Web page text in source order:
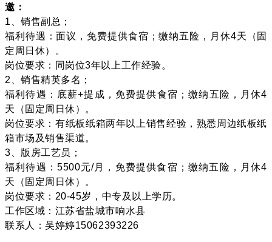
邀：
1、销售副总；
福利待遇：面议，免费提供食宿；缴纳五险，月休4天（固
定周日休）。
岗位要求：同岗位3年以上工作经验。
2、销售精英多名；
福利待遇：底薪+提成，免费提供食宿；缴纳五险，月休4
天（固定周日休）。
岗位要求：有纸板纸箱两年以上销售经验，熟悉周边纸板纸
箱市场及销售渠道。
3、版房工艺员；
福利待遇：5500元/月，免费提供食宿；缴纳五险，月休4
天（固定周日休）。
岗位要求：20-45岁，中专及以上学历。
工作区域：江苏省盐城市响水县
联系人：吴婷婷15062393226